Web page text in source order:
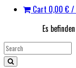
Cart 0,00 € /
Es